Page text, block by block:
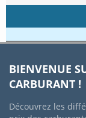
BIENVENUE
CARBURANT !
Découvrez les